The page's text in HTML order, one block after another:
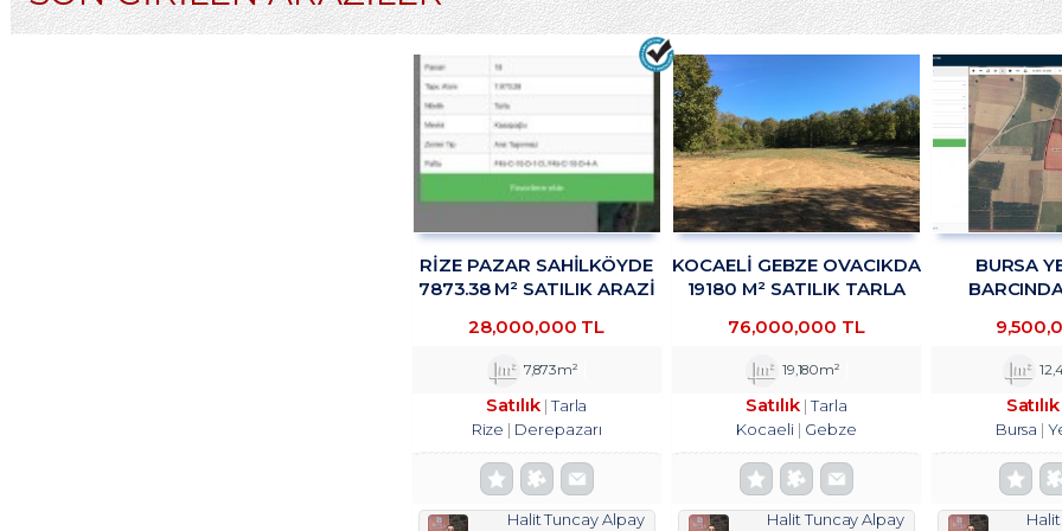
RİZE PAZAR SAHİLKÖYDE
7873.38 M² SATILIK ARAZİ
28,000,000 TL
7,873m²
Satılık Tarla
Rize
Derepazarı
Halit Tuncay Alpay
KOCAELİ GEBZE OVACIKDA
19180 M² SATILIK TARLA
76,000,000 TL
19,180m²
Satılık Tarla
Kocaeli
Gebze
Halit Tuncay Alpay
BURSA
TESİSİNE
SATILIK
Satılık
Bursa